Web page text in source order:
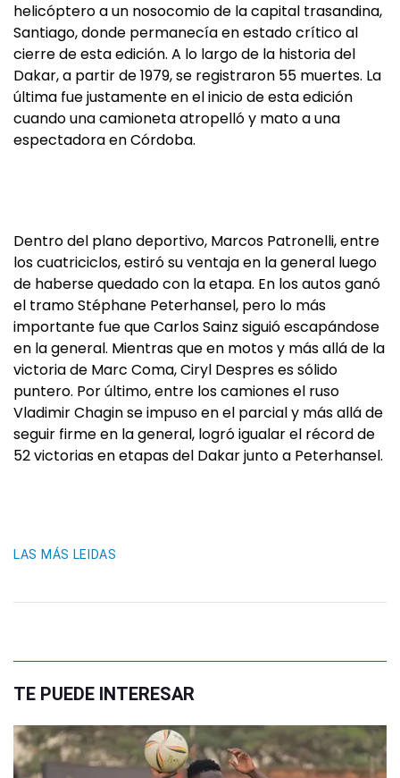
helicóptero a un nosocomio de la capital trasandina,
Santiago, donde permanecía en estado crítico al
cierre de esta edición. A lo largo de la historia del
Dakar, a partir de 1979, se registraron 55 muertes. La
última fue justamente en el inicio de esta edición
cuando una camioneta atropelló y mato a una
espectadora en Córdoba.
Dentro del plano deportivo, Marcos Patronelli, entre
los cuatriciclos, estiró su ventaja en la general luego
de haberse quedado con la etapa. En los autos ganó
el tramo Stéphane Peterhansel, pero lo más
importante fue que Carlos Sainz siguió escapándose
en la general. Mientras que en motos y más allá de la
victoria de Marc Coma, Ciryl Despres es sólido
puntero. Por último, entre los camiones el ruso
Vladimir Chagin se impuso en el parcial y más allá de
seguir firme en la general, logró igualar el récord de
52 victorias en etapas del Dakar junto a Peterhansel.
LAS MÁS LEIDAS
TE PUEDE INTERESAR